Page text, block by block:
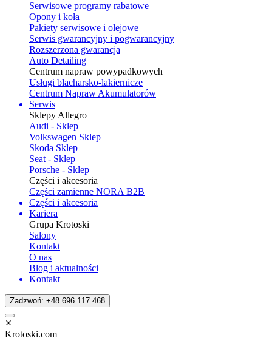
Serwisowe programy rabatowe
Opony i koła
Pakiety serwisowe i olejowe
Serwis gwarancyjny i pogwarancyjny
Rozszerzona gwarancja
Auto Detailing
Centrum napraw powypadkowych
Usługi blacharsko-lakiernicze
Centrum Napraw Akumulatorów
Serwis
Sklepy Allegro
Audi - Sklep
Volkswagen Sklep
Skoda Sklep
Seat - Sklep
Porsche - Sklep
Części i akcesoria
Części zamienne NORA B2B
Części i akcesoria
Kariera
Grupa Krotoski
Salony
Kontakt
O nas
Blog i aktualności
Kontakt
Zadzwoń: +48 696 117 468
Krotoski.com